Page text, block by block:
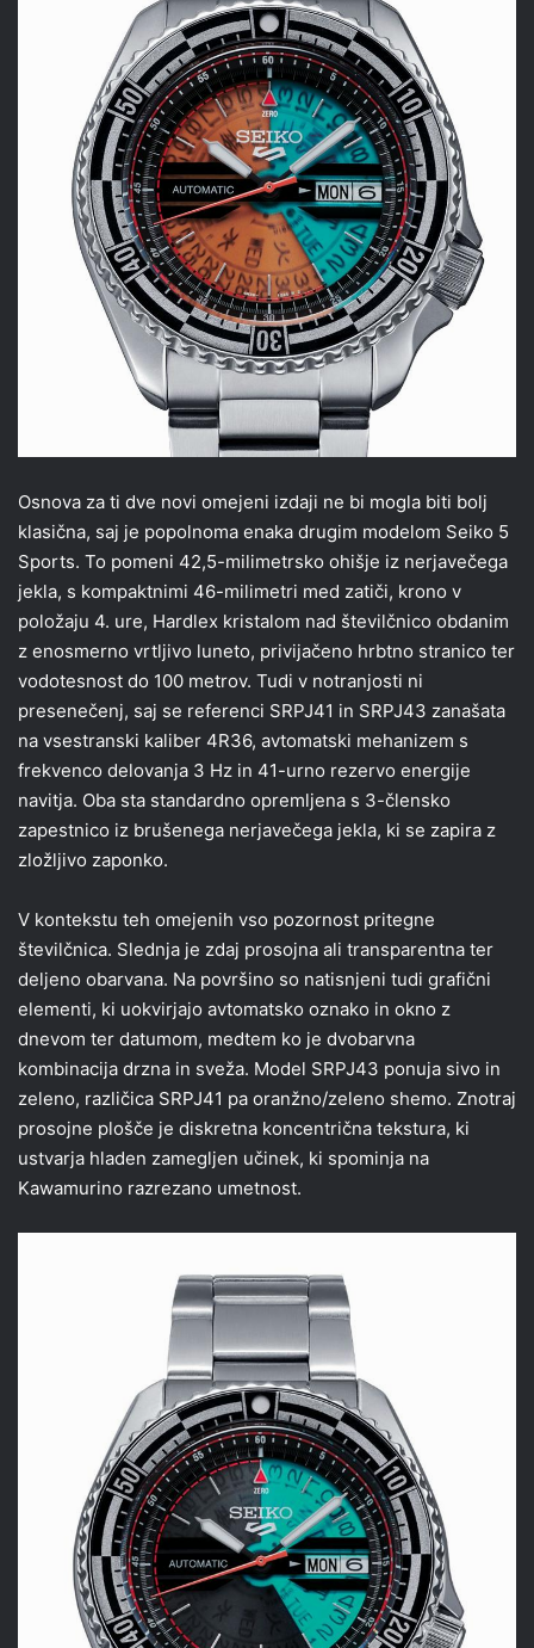
Osnova za ti dve novi omejeni izdaji ne bi mogla biti bolj
klasična, saj je popolnoma enaka drugim modelom Seiko 5
Sports. To pomeni 42,5-milimetrsko ohišje iz nerjavečega
jekla, s kompaktnimi 46-milimetri med zatiči, krono v
položaju 4. ure, Hardlex kristalom nad številčnico obdanim
z enosmerno vrtljivo luneto, privijačeno hrbtno stranico ter
vodotesnost do 100 metrov. Tudi v notranjosti ni
presenečenj, saj se referenci SRPJ41 in SRPJ43 zanašata
na vsestranski kaliber 4R36, avtomatski mehanizem s
frekvenco delovanja 3 Hz in 41-urno rezervo energije
navitja. Oba sta standardno opremljena s 3-člensko
zapestnico iz brušenega nerjavečega jekla, ki se zapira z
zložljivo zaponko.
V kontekstu teh omejenih vso pozornost pritegne
številčnica. Slednja je zdaj prosojna ali transparentna ter
deljeno obarvana. Na površino so natisnjeni tudi grafični
elementi, ki uokvirjajo avtomatsko oznako in okno z
dnevom ter datumom, medtem ko je dvobarvna
kombinacija drzna in sveža. Model SRPJ43 ponuja sivo in
zeleno, različica SRPJ41 pa oranžno/zeleno shemo. Znotraj
prosojne plošče je diskretna koncentrična tekstura, ki
ustvarja hladen zamegljen učinek, ki spominja na
Kawamurino razrezano umetnost.